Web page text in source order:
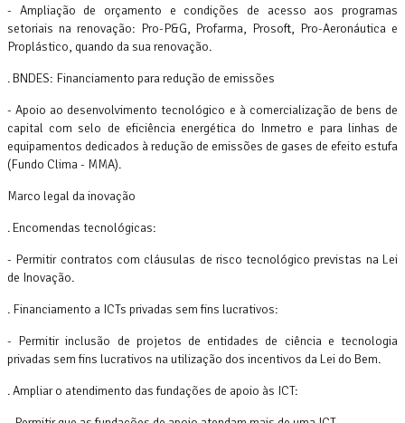
- Ampliação de orçamento e condições de acesso aos programas
setoriais na renovação: Pro-P&G, Profarma, Prosoft, Pro-Aeronáutica e
Proplástico, quando da sua renovação.
. BNDES: Financiamento para redução de emissões
- Apoio ao desenvolvimento tecnológico e à comercialização de bens de
capital com selo de eficiência energética do Inmetro e para linhas de
equipamentos dedicados à redução de emissões de gases de efeito estufa
(Fundo Clima - MMA).
Marco legal da inovação
. Encomendas tecnológicas:
- Permitir contratos com cláusulas de risco tecnológico previstas na Lei
de Inovação.
. Financiamento a ICTs privadas sem fins lucrativos:
- Permitir inclusão de projetos de entidades de ciência e tecnologia
privadas sem fins lucrativos na utilização dos incentivos da Lei do Bem.
. Ampliar o atendimento das fundações de apoio às ICT: